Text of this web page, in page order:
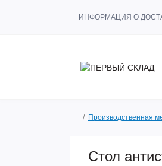
ИНФОРМАЦИЯ О
Производственная
Стол